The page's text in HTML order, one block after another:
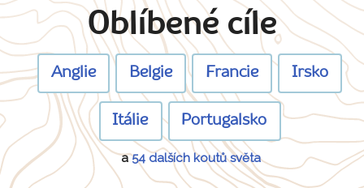
Oblíbené cíle
Anglie Belgie Francie Irsko
Itálie Portugalsko
a54 dalších koutů světa